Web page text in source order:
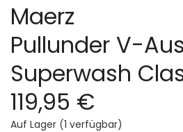
Maerz
Pullunder V-
Superwash
119,95 €
Auf Lager (1 verfügbar)